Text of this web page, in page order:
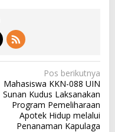
Pos berikutnya
Mahasiswa KKN-088 UIN
Sunan Kudus Laksanakan
Program Pemeliharaan
Apotek Hidup melalui
Penanaman Kapulaga